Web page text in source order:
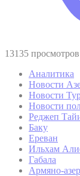
13135 просмотров
Аналитика
Новости
Новости
Новости
Реджеп
Баку
Ереван
Ильхам
Габала
Армяно-